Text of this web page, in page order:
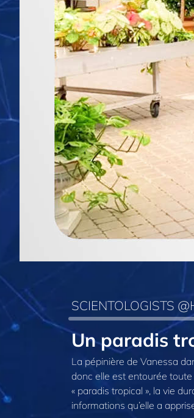
SCIENTOLOGISTS
Un paradis
La pépinière de Vanessa
donc elle est entourée
« paradis tropical », la vie
informations qu’elle a